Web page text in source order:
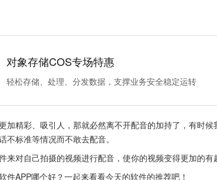
对象存储COS专场特惠
轻松存储、处理、分发数据，支撑业务安全稳定运转
加精彩、吸引人，那就必然离不开配音的加持了，有时
标准等情况而不敢去配音。
对自己拍摄的视频进行配音，使你的视频变得更加的有
件APP哪个好？一起来看看今天的软件的推荐吧！